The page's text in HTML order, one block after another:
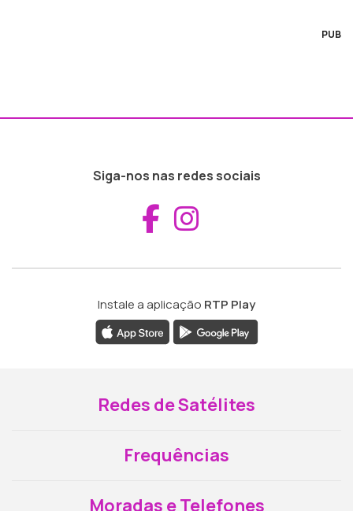
PUB
Siga-nos nas redes sociais
Aceder ao
Instale a aplicação RTP Play
Redes de Satélites
Frequências
Moradas e Telefones